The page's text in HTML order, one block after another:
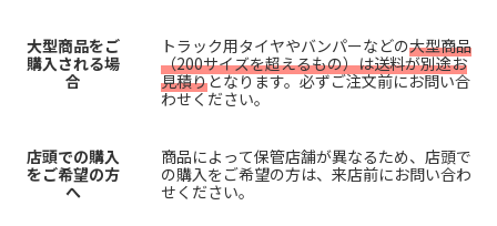
大型商品をご
購入される場
合
トラック用タイヤやバンパーなどの大型商品
（200サイズを超えるもの）は送料が別途お
見積りとなります。必ずご注文前にお問い合
わせください。
店頭での購入
をご希望の方
へ
商品によって保管店舗が異なるため、店頭で
の購入をご希望の方は、来店前にお問い合わ
せください。